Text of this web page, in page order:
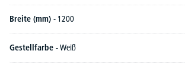
Breite (mm) - 1200
Gestellfarbe - Weiß